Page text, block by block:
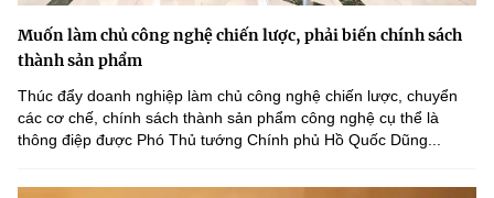
Muốn làm chủ công nghệ chiến lược, phải biến chính sách
thành sản phẩm
Thúc đẩy doanh nghiệp làm chủ công nghệ chiến lược, chuyển
các cơ chế, chính sách thành sản phẩm công nghệ cụ thể là
thông điệp được Phó Thủ tướng Chính phủ Hồ Quốc Dũng...